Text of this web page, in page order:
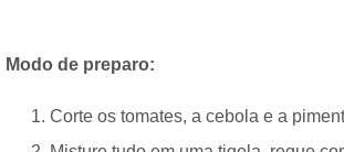
Modo de preparo:
Corte os tomates, a cebola e a